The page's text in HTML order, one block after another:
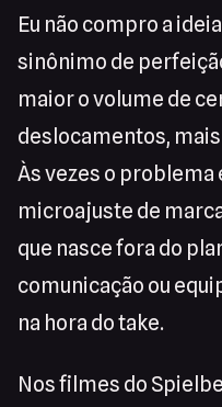
Eu não compro a
sinônimo de
maior o volume de
deslocamentos,
Às vezes o problema
microajuste de
que nasce fora do
comunicação ou
na hora do take.
Nos filmes do